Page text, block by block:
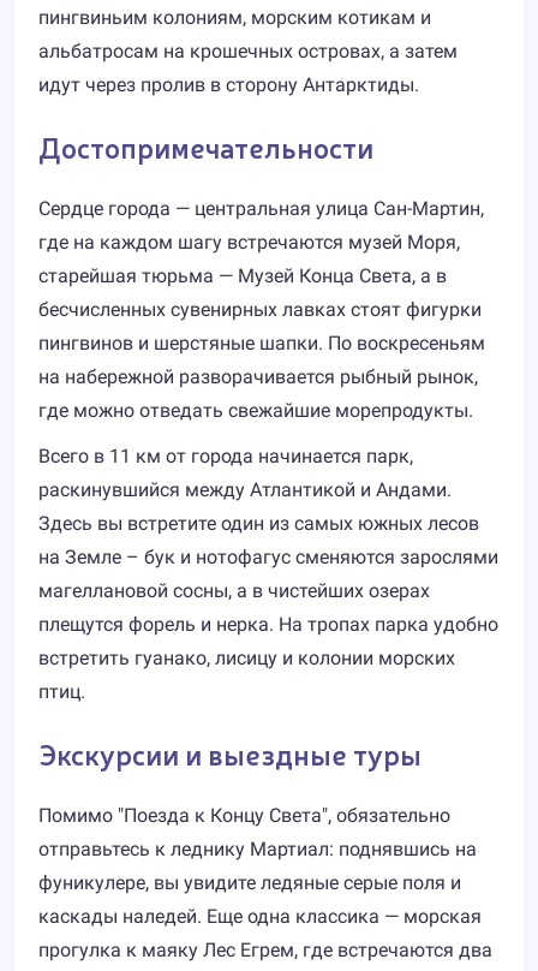
пингвиньим колониям, морским котикам и
альбатросам на крошечных островах, а затем
идут через пролив в сторону Антарктиды.
Достопримечательности
Сердце города — центральная улица Сан-Мартин,
где на каждом шагу встречаются музей Моря,
старейшая тюрьма — Музей Конца Света, а в
бесчисленных сувенирных лавках стоят фигурки
пингвинов и шерстяные шапки. По воскресеньям
на набережной разворачивается рыбный рынок,
где можно отведать свежайшие морепродукты.
Всего в 11 км от города начинается парк,
раскинувшийся между Атлантикой и Андами.
Здесь вы встретите один из самых южных лесов
на Земле – бук и нотофагус сменяются зарослями
магеллановой сосны, а в чистейших озерах
плещутся форель и нерка. На тропах парка удобно
встретить гуанако, лисицу и колонии морских
птиц.
Экскурсии и выездные туры
Помимо "Поезда к Концу Света", обязательно
отправьтесь к леднику Мартиал: поднявшись на
фуникулере, вы увидите ледяные серые поля и
каскады наледей. Еще одна классика — морская
прогулка к маяку Лес Егрем, где встречаются два